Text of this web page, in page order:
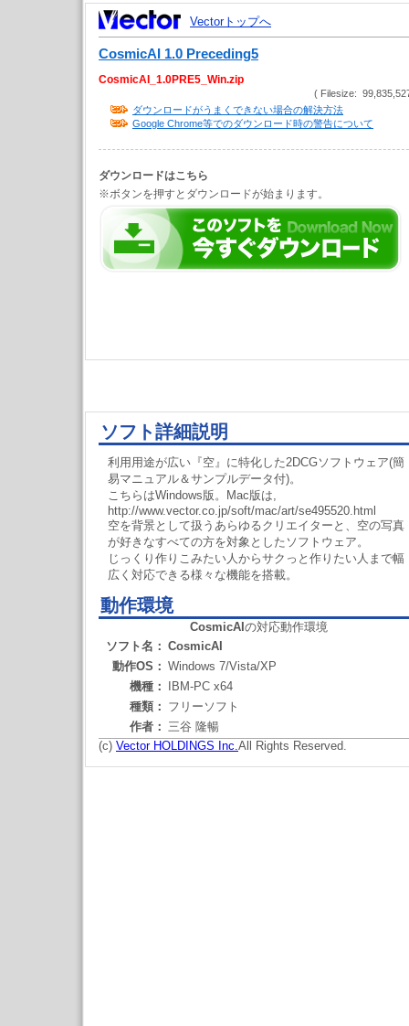
Vectorトップへ
CosmicAI 1.0 Preceding5
CosmicAI_1.0PRE5_Win.zip
( Filesize:
ダウンロードがうまくできない場合の解決方法
Google Chrome等でのダウンロード時の警告について
ダウンロードはこちら
※ボタンを押すとダウンロードが始まります。
ソフト詳細説明
利用用途が広い『空』に特化した2DCGソフトウェア(簡
易マニュアル＆サンプルデータ付)。
こちらはWindows版。Mac版は,
http://www.vector.co.jp/soft/mac/art/se495520.html
空を背景として扱うあらゆるクリエイターと、空の写真
が好きなすべての方を対象としたソフトウェア。
じっくり作りこみたい人からサクっと作りたい人まで幅
広く対応できる様々な機能を搭載。
動作環境
CosmicAI の対応動作環境
ソフト名： CosmicAI
動作OS： Windows 7/Vista/XP
機種：
IBM-PC x64
種類： フリーソフト
作者： 三谷 隆暢
(c) Vector HOLDINGS Inc.All Rights Reserved.